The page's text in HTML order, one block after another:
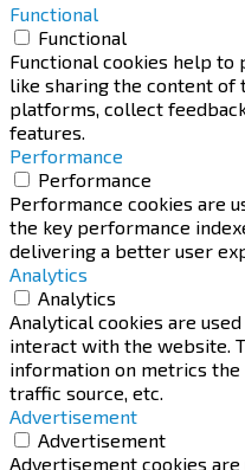
Functional
Functional
Functional cookies help
like sharing the content of
platforms, collect
features.
Performance
Performance
Performance cookies are
the key performance
delivering a better user
Analytics
Analytics
Analytical cookies are
interact with the website.
information on metrics the
traffic source, etc.
Advertisement
Advertisement
Advertisement cookies